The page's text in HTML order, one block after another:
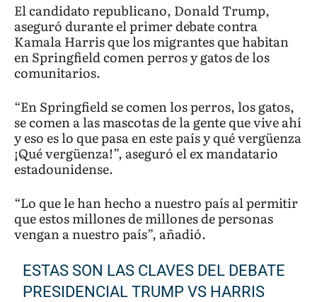
El candidato republicano, Donald Trump,
aseguró durante el primer debate contra
Kamala Harris que los migrantes que habitan
en Springfield comen perros y gatos de los
comunitarios.
“En Springfield se comen los perros, los gatos,
se comen a las mascotas de la gente que vive ahí
y eso es lo que pasa en este país y qué vergüenza
¡Qué vergüenza!”, aseguró el ex mandatario
estadounidense.
“Lo que le han hecho a nuestro país al permitir
que estos millones de millones de personas
vengan a nuestro país”, añadió.
ESTAS SON LAS CLAVES DEL DEBATE
PRESIDENCIAL TRUMP VS HARRIS